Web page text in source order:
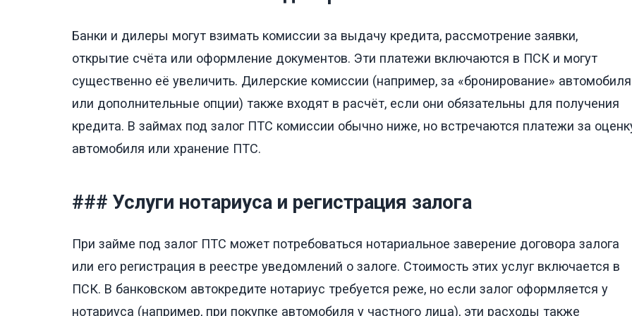
Банки и дилеры могут взимать комиссии за выдачу кредита, рассмотрение заявки,
открытие счёта или оформление документов. Эти платежи включаются в ПСК и могут
существенно её увеличить. Дилерские комиссии (например, за «бронирование» автомобиля
или дополнительные опции) также входят в расчёт, если они обязательны для получения
кредита. В займах под залог ПТС комиссии обычно ниже, но встречаются платежи за
автомобиля или хранение ПТС.
### Услуги нотариуса и регистрация залога
При займе под залог ПТС может потребоваться нотариальное заверение договора залога
или его регистрация в реестре уведомлений о залоге. Стоимость этих услуг включается в
ПСК. В банковском автокредите нотариус требуется реже, но если залог оформляется у
нотариуса (например, при покупке автомобиля у частного лица), эти расходы также